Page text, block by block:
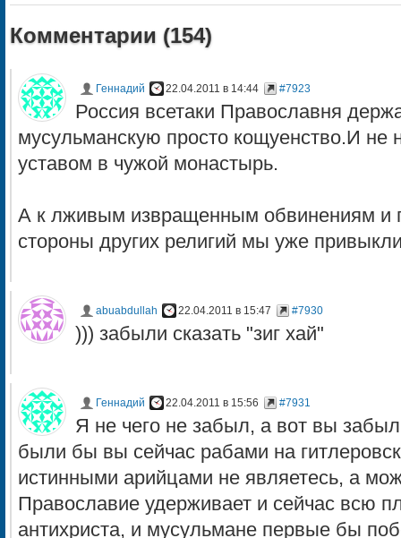
Комментарии (154)
Геннадий 22.04.2011 в 14:44 #7923
Россия всетаки Православня
мусульманскую просто кощуенство.И не
уставом в чужой монастырь.
А к лживым извращенным обвинениям и
стороны других религий мы уже
abuabdullah 22.04.2011 в 15:47 #7930
))) забыли сказать "зиг хай"
Геннадий 22.04.2011 в 15:56 #7931
Я не чего не забыл, а вот вы
были бы вы сейчас рабами на
истинными арийцами не являетесь, а
Православие удерживает и сейчас всю
антихриста, и мусульмане первые бы